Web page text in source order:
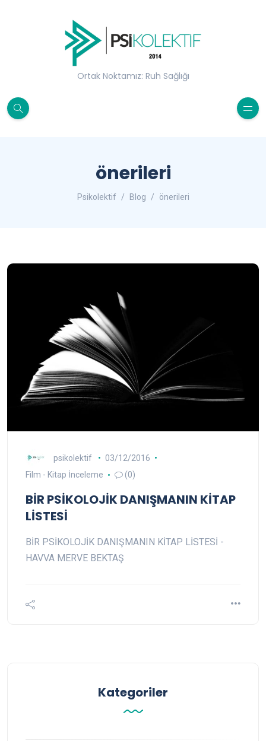
Ortak Noktamız: Ruh Sağlığı
önerileri
Psikolektif Blog önerileri
psikolektif
03/12/2016
Film - Kitap İnceleme
(0)
BİR PSİKOLOJİK DANIŞMANIN KİTAP
LİSTESİ
BİR PSİKOLOJİK DANIŞMANIN KİTAP LİSTESİ -
HAVVA MERVE BEKTAŞ
Kategoriler